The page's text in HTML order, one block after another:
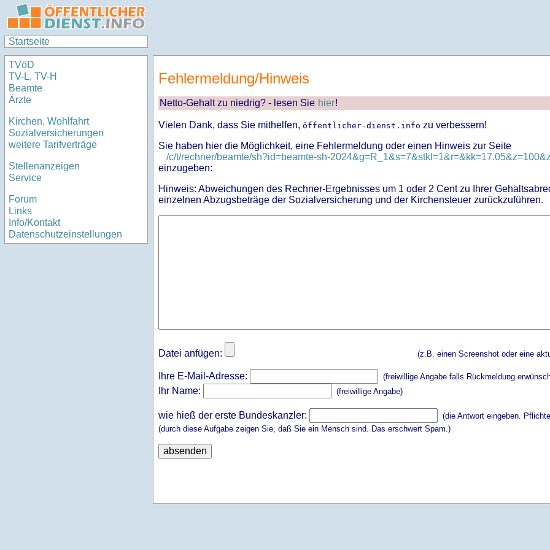
Startseite
TVöD
TV-L, TV-H
Beamte
Ärzte
Kirchen, Wohlfahrt
Sozialversicherungen
weitere Tarifverträge
Stellenanzeigen
Service
Forum
Links
Info/Kontakt
Datenschutzeinstellungen
Fehlermeldung/Hinweis
Netto-Gehalt zu niedrig? - lesen Sie hier!
Vielen Dank, dass Sie mithelfen, öffentlicher-dienst.info zu verbessern!
Sie haben hier die Möglichkeit, eine Fehlermeldung oder einen Hinweis zur Seite
/c/t/rechner/beamte/sh?id=beamte-sh-
einzugeben:
Hinweis: Abweichungen des Rechner-Ergebnisses um 1 oder 2 Cent zu Ihrer
einzelnen Abzugsbeträge der Sozialversicherung und der Kirchensteuer zurückzuführen.
Datei anfügen: (z.B. einen Screenshot oder eine
Ihre E-Mail-Adresse: (freiwillige Angabe falls Rückmeldung
Ihr Name: (freiwillige Angabe)
wie hieß der erste Bundeskanzler:
(die Antwort eingeben.
(durch diese Aufgabe zeigen Sie, daß Sie ein Mensch sind. Das erschwert Spam.)